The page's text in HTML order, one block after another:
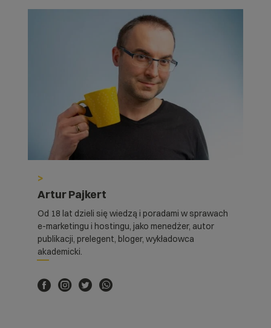
>
Artur Pajkert
Od 18 lat dzieli się wiedzą i poradami w sprawach
e-marketingu i hostingu, jako menedżer, autor
publikacji, prelegent, bloger, wykładowca
akademicki.